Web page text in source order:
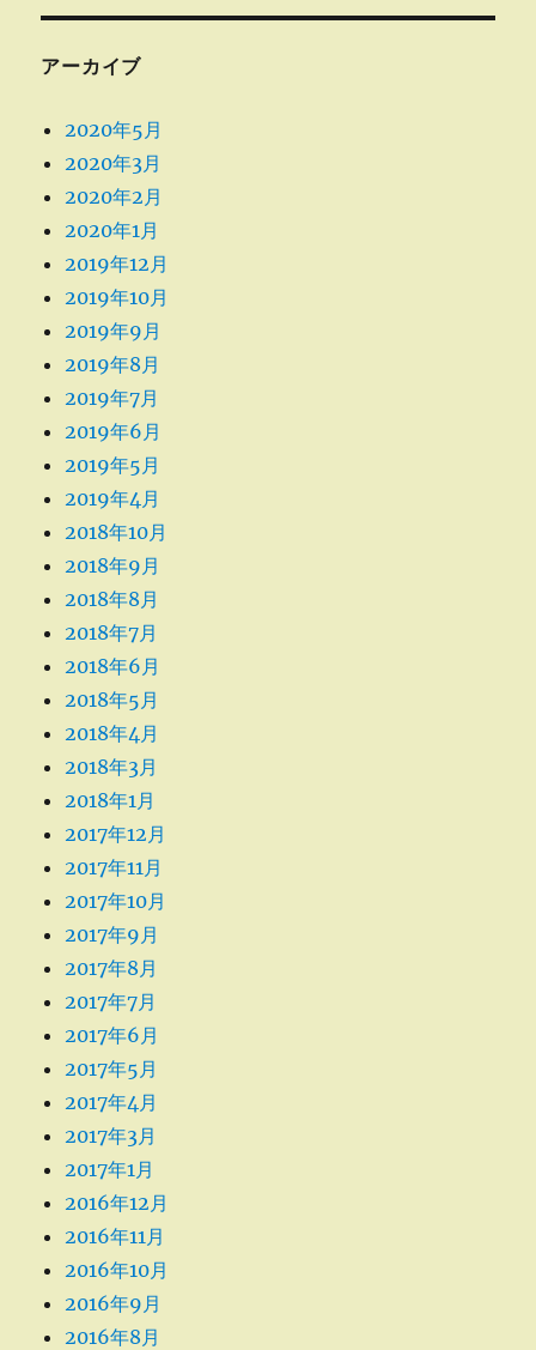
アーカイブ
2020年5月
2020年3月
2020年2月
2020年1月
2019年12月
2019年10月
2019年9月
2019年8月
2019年7月
2019年6月
2019年5月
2019年4月
2018年10月
2018年9月
2018年8月
2018年7月
2018年6月
2018年5月
2018年4月
2018年3月
2018年1月
2017年12月
2017年11月
2017年10月
2017年9月
2017年8月
2017年7月
2017年6月
2017年5月
2017年4月
2017年3月
2017年1月
2016年12月
2016年11月
2016年10月
2016年9月
2016年8月